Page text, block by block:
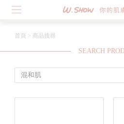
首頁 > 商品搜尋
SEARCH